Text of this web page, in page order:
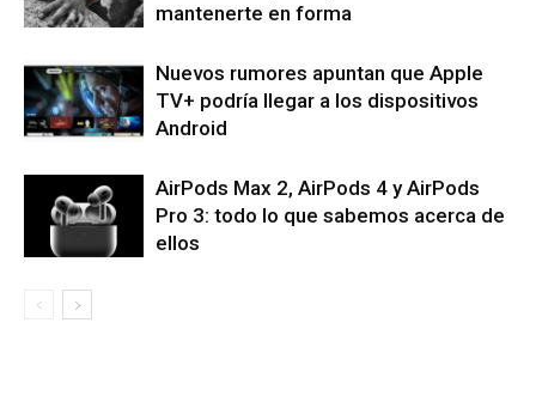
mantenerte en forma
Nuevos rumores apuntan que Apple
TV+ podría llegar a los dispositivos
Android
AirPods Max 2, AirPods 4 y AirPods
Pro 3: todo lo que sabemos acerca de
ellos